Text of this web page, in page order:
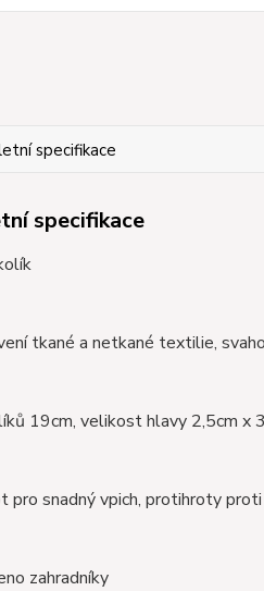
specifikace
specifikace
tkané a netkané textilie,
19cm, velikost hlavy 2,5cm x
pro snadný vpich, protihroty
zahradníky